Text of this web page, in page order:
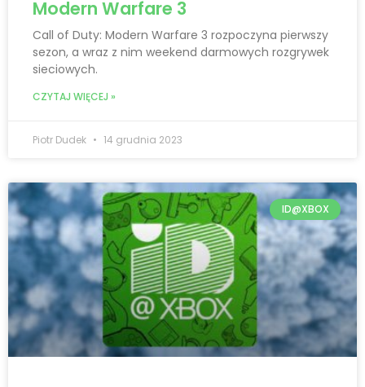
Modern Warfare 3
Call of Duty: Modern Warfare 3 rozpoczyna pierwszy
sezon, a wraz z nim weekend darmowych rozgrywek
sieciowych.
CZYTAJ WIĘCEJ »
Piotr Dudek 14 grudnia 2023
ID@XBOX